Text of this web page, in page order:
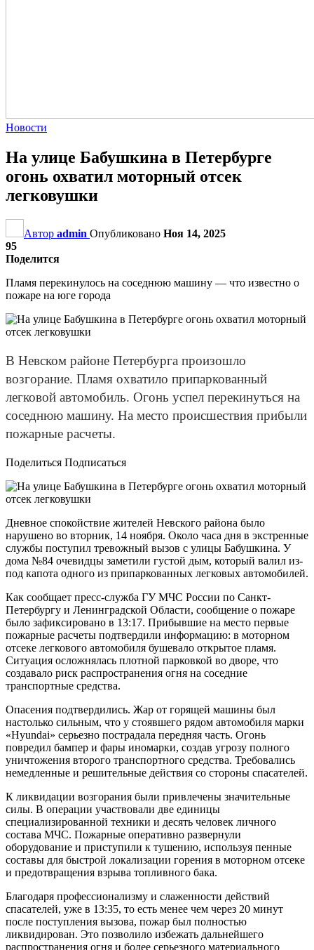
Новости
На улице Бабушкина в Петербурге
огонь охватил моторный отсек
легковушки
Автор admin Опубликовано Ноя 14, 2025
95
Поделится
Пламя перекинулось на соседнюю машину — что известно о
пожаре на юге города
В Невском районе Петербурга произошло
возгорание. Пламя охватило припаркованный
легковой автомобиль. Огонь успел перекинуться на
соседнюю машину. На место происшествия прибыли
пожарные расчеты.
Поделиться Подписаться
Дневное спокойствие жителей Невского района было
нарушено во вторник, 14 ноября. Около часа дня в экстренные
службы поступил тревожный вызов с улицы Бабушкина. У
дома №84 очевидцы заметили густой дым, который валил из-
под капота одного из припаркованных легковых автомобилей.
Как сообщает пресс-служба ГУ МЧС России по Санкт-
Петербургу и Ленинградской Области, сообщение о пожаре
было зафиксировано в 13:17. Прибывшие на место первые
пожарные расчеты подтвердили информацию: в моторном
отсеке легкового автомобиля бушевало открытое пламя.
Ситуация осложнялась плотной парковкой во дворе, что
создавало риск распространения огня на соседние
транспортные средства.
Опасения подтвердились. Жар от горящей машины был
настолько сильным, что у стоявшего рядом автомобиля марки
«Hyundai» серьезно пострадала передняя часть. Огонь
повредил бампер и фары иномарки, создав угрозу полного
уничтожения второго транспортного средства. Требовались
немедленные и решительные действия со стороны спасателей.
К ликвидации возгорания были привлечены значительные
силы. В операции участвовали две единицы
специализированной техники и десять человек личного
состава МЧС. Пожарные оперативно развернули
оборудование и приступили к тушению, используя пенные
составы для быстрой локализации горения в моторном отсеке
и предотвращения взрыва топливного бака.
Благодаря профессионализму и слаженности действий
спасателей, уже в 13:35, то есть менее чем через 20 минут
после поступления вызова, пожар был полностью
ликвидирован. Это позволило избежать дальнейшего
распространения огня и более серьезного материального